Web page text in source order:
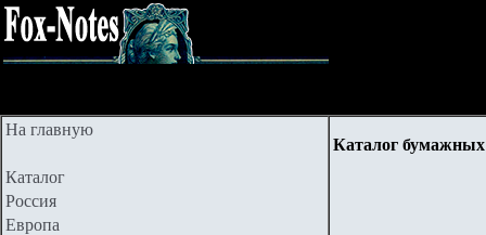
На главную
Каталог
Россия
Европа
Каталог